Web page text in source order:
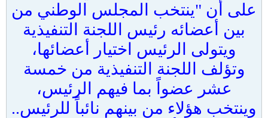
على أن "ينتخب المجلس الوطني من
بين أعضائه رئيس اللجنة التنفيذية
ويتولى الرئيس اختيار أعضائها،
وتؤلف اللجنة التنفيذية من خمسة
عشر عضواً بما فيهم الرئيس،
وينتخب هؤلاء من بينهم نائباً للرئيس..